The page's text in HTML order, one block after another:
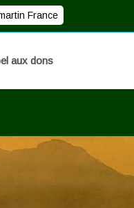
France
aux dons